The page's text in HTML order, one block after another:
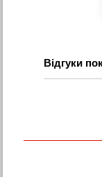
Відгуки